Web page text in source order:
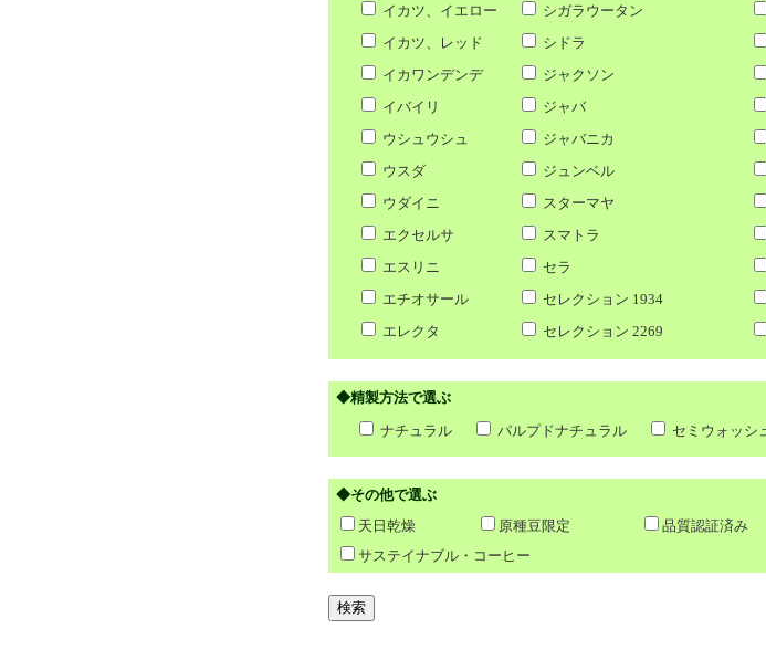
イカツ、イエロー
シガラウータン
イカツ、レッド
シドラ
イカワンデンデ
ジャクソン
イバイリ
ジャバ
ウシュウシュ
ジャバニカ
ウスダ
ジュンベル
ウダイニ
スターマヤ
エクセルサ
スマトラ
エスリニ
セラ
エチオサール
セレクション 1934
エレクタ
セレクション 2269
◆精製方法で選ぶ
ナチュラル
パルプドナチュラル セミウォッシ
◆その他で選ぶ
天日乾燥
原種豆限定 品質認証済み
サステイナブル・コーヒー